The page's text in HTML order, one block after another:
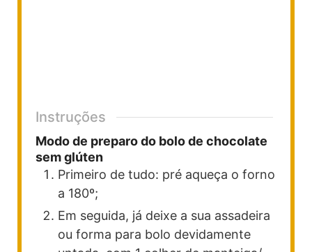
Instruções
Modo de preparo do bolo de chocolate
sem glúten
Primeiro de tudo: pré aqueça o forno
a 180º;
Em seguida, já deixe a sua assadeira
ou forma para bolo devidamente